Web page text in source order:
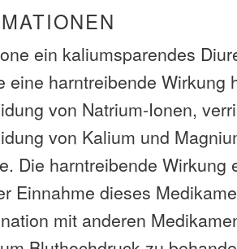
ein kaliumsparendes
eine harntreibende Wirkung
von Natrium-Ionen,
von Kalium und
Die harntreibende Wirkung
Einnahme dieses
mit anderen